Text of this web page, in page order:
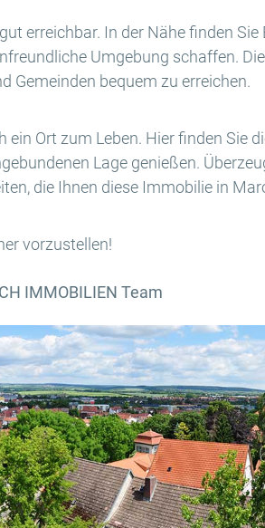
erreichbar. In der Nähe finden
Umgebung schaffen.
Gemeinden bequem zu erreichen.
Ort zum Leben. Hier finden Sie
Lage genießen.
die Ihnen diese Immobilie in
vorzustellen!